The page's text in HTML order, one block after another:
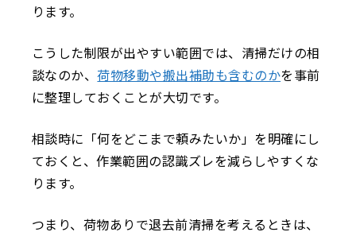
ります。
こうした制限が出やすい範囲では、清掃だけの相
談なのか、荷物移動や搬出補助も含むのかを事前
に整理しておくことが大切です。
相談時に「何をどこまで頼みたいか」を明確にし
ておくと、作業範囲の認識ズレを減らしやすくな
ります。
つまり、荷物ありで退去前清掃を考えるときは、